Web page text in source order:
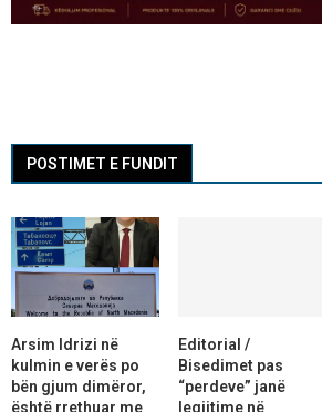
POSTIMET E FUNDIT
Arsim Idrizi në
kulmin e verës po
bën gjum dimëror,
është rrethuar me
Editorial /
Bisedimet pas
“perdeve” janë
legjitime në